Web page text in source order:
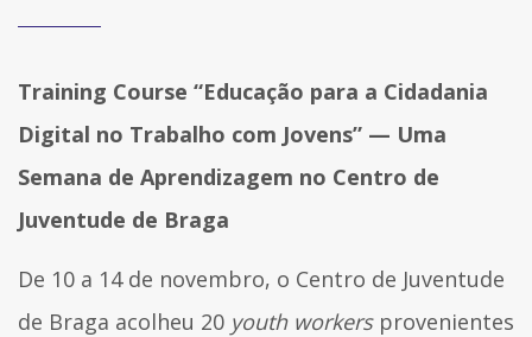
Training Course “Educação para a Cidadania
Digital no Trabalho com Jovens” — Uma
Semana de Aprendizagem no Centro de
Juventude de Braga
De 10 a 14 de novembro, o Centro de Juventude
de Braga acolheu 20 youth workersprovenientes